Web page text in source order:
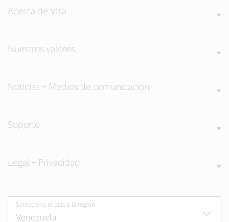
Acerca de Visa
Nuestros valores
Noticias + Medios de comunicación
Soporte
Legal + Privacidad
Selecciona el país o la región